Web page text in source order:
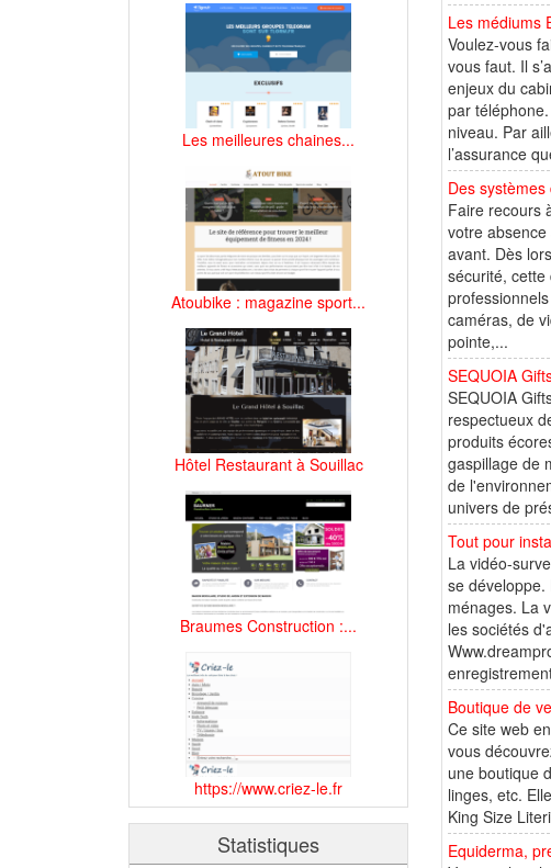
Les meilleures chaines...
Atoubike : magazine sport...
Hôtel Restaurant à Souillac
Braumes Construction :...
https://www.criez-le.fr
Statistiques
Les médiums
Voulez-vous
vous faut. Il
enjeux du
par
niveau. Par
l’assurance
Des systèmes
Faire recours
votre
avant. Dès
sécurité, cette
caméras, de
pointe,...
SEQUOIA
SEQUOIA
respectueux
produits
gaspillage de
de
univers de
Tout pour
La vidéo-
se
ménages. La
les sociétés
Boutique de
Ce site web
vous
une boutique
linges, etc.
King Size
Equiderma,